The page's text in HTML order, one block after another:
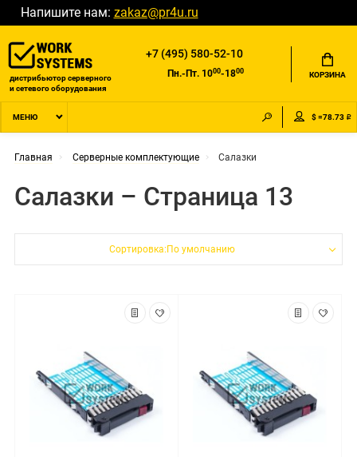
Напишите нам: zakaz@pr4u.ru
дистрибьютор серверного
и сетевого оборудования
+7 (495) 580-52-10
Пн.-Пт. 1000-1800 КОРЗИНА
МЕНЮ $ =78.73 ₽
Главная Серверные комплектующие Салазки
Салазки – Страница 13
Сортировка:По умолчанию